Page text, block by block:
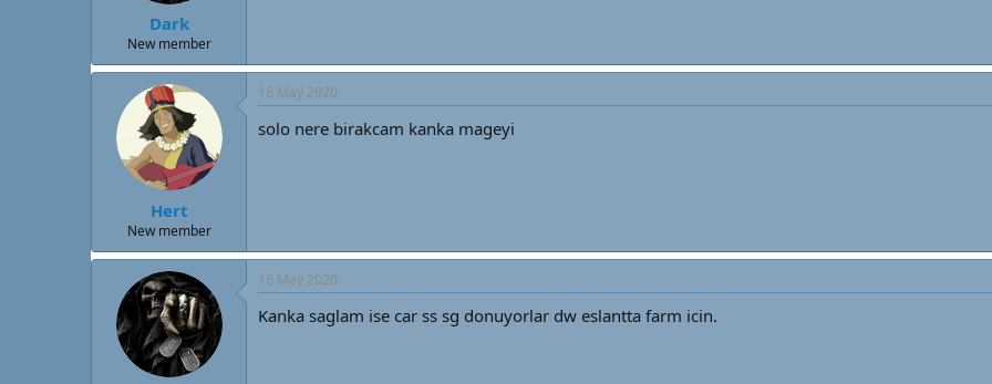
Dark
New member
Hert
New member
16 May 2020
solo nere birakcam kanka mageyi
16 May 2020
Kanka saglam ise car ss sg donuyorlar dw eslantta farm icin.